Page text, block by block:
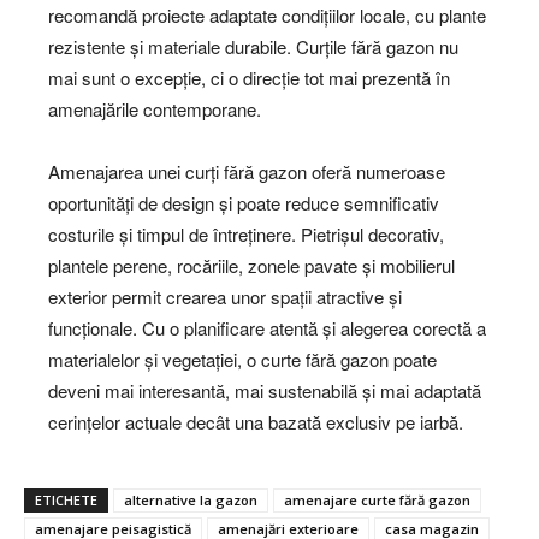
recomandă proiecte adaptate condițiilor locale, cu plante
rezistente și materiale durabile. Curțile fără gazon nu
mai sunt o excepție, ci o direcție tot mai prezentă în
amenajările contemporane.
Amenajarea unei curți fără gazon oferă numeroase
oportunități de design și poate reduce semnificativ
costurile și timpul de întreținere. Pietrișul decorativ,
plantele perene, rocăriile, zonele pavate și mobilierul
exterior permit crearea unor spații atractive și
funcționale. Cu o planificare atentă și alegerea corectă a
materialelor și vegetației, o curte fără gazon poate
deveni mai interesantă, mai sustenabilă și mai adaptată
cerințelor actuale decât una bazată exclusiv pe iarbă.
ETICHETE alternative la gazon
amenajare curte fără gazon
amenajare peisagistică
amenajări exterioare
casa magazin